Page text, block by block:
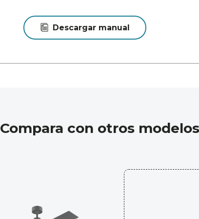
Descargar manual
Compara con otros modelos